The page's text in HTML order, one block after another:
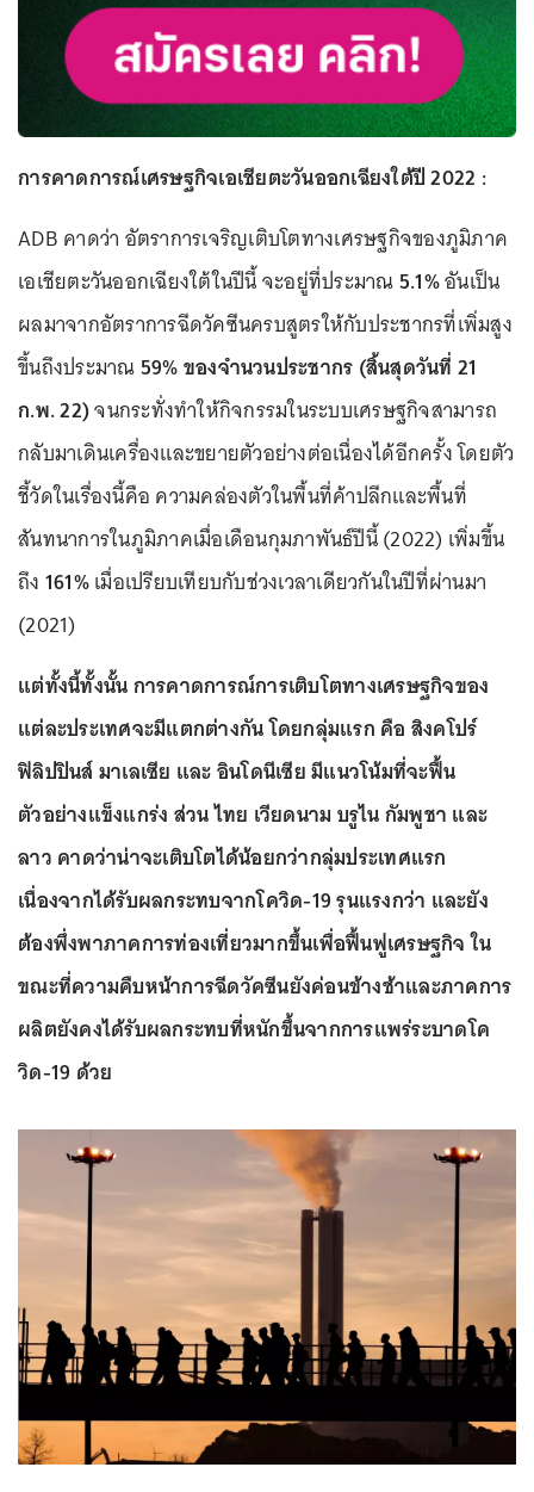
การคาดการณ์เศรษฐกิจเอเชียตะวันออกเฉียงใต้ปี 2022 :
ADB คาดว่า อัตราการเจริญเติบโตทางเศรษฐกิจของภูมิภาค
เอเชียตะวันออกเฉียงใต้ในปีนี้ จะอยู่ที่ประมาณ5.1%อันเป็น
ผลมาจากอัตราการฉีดวัคซีนครบสูตรให้กับประชากรที่เพิ่มสูง
ขึ้นถึงประมาณ59% ของจำนวนประชากร (สิ้นสุดวันที่ 21
ก.พ. 22)จนกระทั่งทำให้กิจกรรมในระบบเศรษฐกิจสามารถ
กลับมาเดินเครื่องและขยายตัวอย่างต่อเนื่องได้อีกครั้ง โดยตัว
ชี้วัดในเรื่องนี้คือ ความคล่องตัวในพื้นที่ค้าปลีกและพื้นที่
สันทนาการในภูมิภาคเมื่อเดือนกุมภาพันธ์ปีนี้ (2022) เพิ่มขึ้น
ถึง 161%เมื่อเปรียบเทียบกับช่วงเวลาเดียวกันในปีที่ผ่านมา
(2021)
แต่ทั้งนี้ทั้งนั้น การคาดการณ์การเติบโตทางเศรษฐกิจของ
แต่ละประเทศจะมีแตกต่างกัน โดยกลุ่มแรก คือ สิงคโปร์
ฟิลิปปินส์ มาเลเซีย และ อินโดนีเซีย มีแนวโน้มที่จะฟื้น
ตัวอย่างแข็งแกร่ง ส่วน ไทย เวียดนาม บรูไน กัมพูชา และ
ลาว คาดว่าน่าจะเติบโตได้น้อยกว่ากลุ่มประเทศแรก
เนื่องจากได้รับผลกระทบจากโควิด-19 รุนแรงกว่า และยัง
ต้องพึ่งพาภาคการท่องเที่ยวมากขึ้นเพื่อฟื้นฟูเศรษฐกิจ ใน
ขณะที่ความคืบหน้าการฉีดวัคซีนยังค่อนข้างช้าและภาคการ
ผลิตยังคงได้รับผลกระทบที่หนักขึ้นจากการแพร่ระบาดโค
วิด-19 ด้วย